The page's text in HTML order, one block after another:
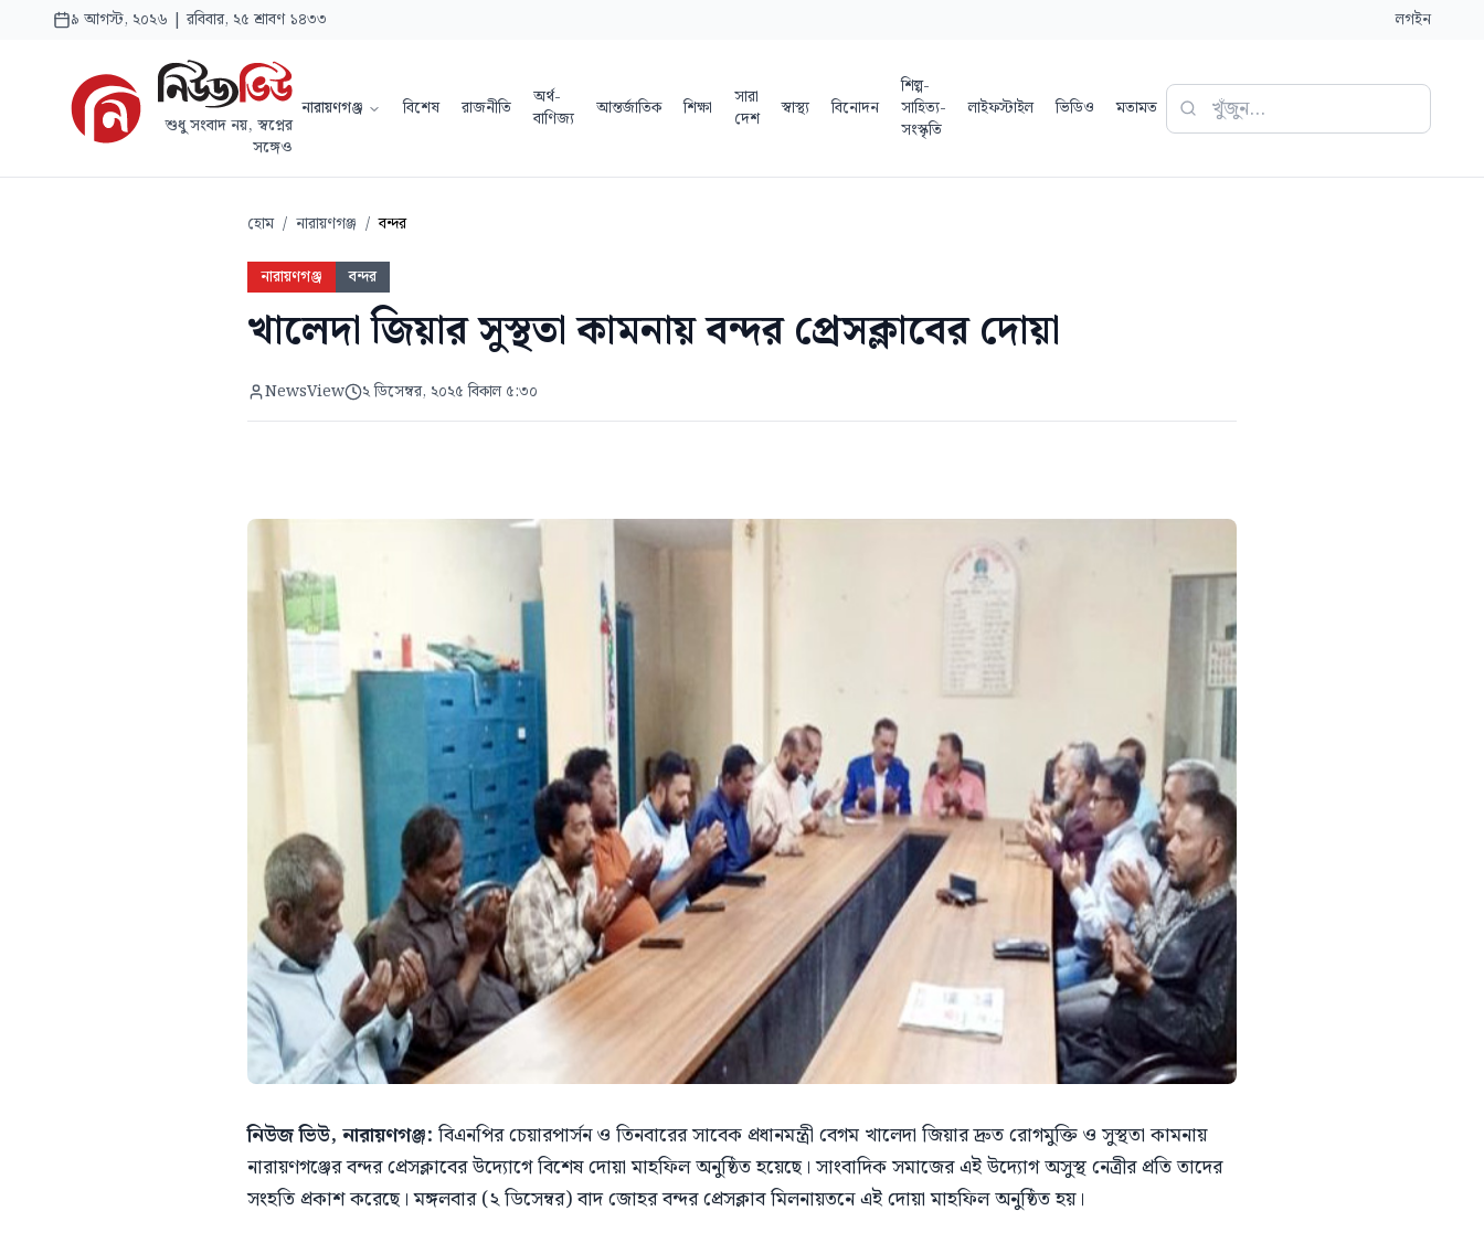
৯ আগস্ট, ২০২৬ | রবিবার, ২৫ শ্রাবণ ১৪৩৩ লগইন
শুধু সংবাদ নয়, স্বপ্নের
সঙ্গেও
নারায়ণগঞ্জ বিশেষ রাজনীতি
অর্থ-
বাণিজ্য
আন্তর্জাতিক শিক্ষা
সারা
দেশ
স্বাস্থ্য বিনোদন
শিল্প-
সাহিত্য-
সংস্কৃতি
লাইফস্টাইল ভিডিও মতামত
হোম / নারায়ণগঞ্জ / বন্দর
নারায়ণগঞ্জ বন্দর
খালেদা জিয়ার সুস্থতা কামনায় বন্দর প্রেসক্লাবের দোয়া
NewsView ২ ডিসেম্বর, ২০২৫ বিকাল ৫:৩০
নিউজ ভিউ, নারায়ণগঞ্জ: বিএনপির চেয়ারপার্সন ও তিনবারের সাবেক প্রধানমন্ত্রী বেগম খালেদা জিয়ার দ্রুত রোগমুক্তি ও সুস্থতা কামনায়
নারায়ণগঞ্জের বন্দর প্রেসক্লাবের উদ্যোগে বিশেষ দোয়া মাহফিল অনুষ্ঠিত হয়েছে। সাংবাদিক সমাজের এই উদ্যোগ অসুস্থ নেত্রীর প্রতি তাদের
সংহতি প্রকাশ করেছে। মঙ্গলবার (২ ডিসেম্বর) বাদ জোহর বন্দর প্রেসক্লাব মিলনায়তনে এই দোয়া মাহফিল অনুষ্ঠিত হয়।